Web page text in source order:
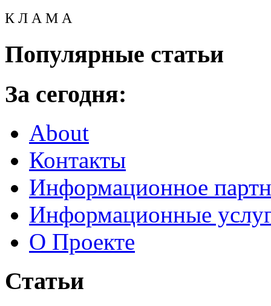
К Л А М А
Популярные статьи
За сегодня:
About
Контакты
Информационное
Информационные
О Проекте
Статьи